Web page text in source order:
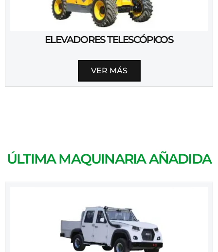
ELEVADORES TELESCÓPICOS
VER MÁS
ÚLTIMA MAQUINARIA AÑADIDA